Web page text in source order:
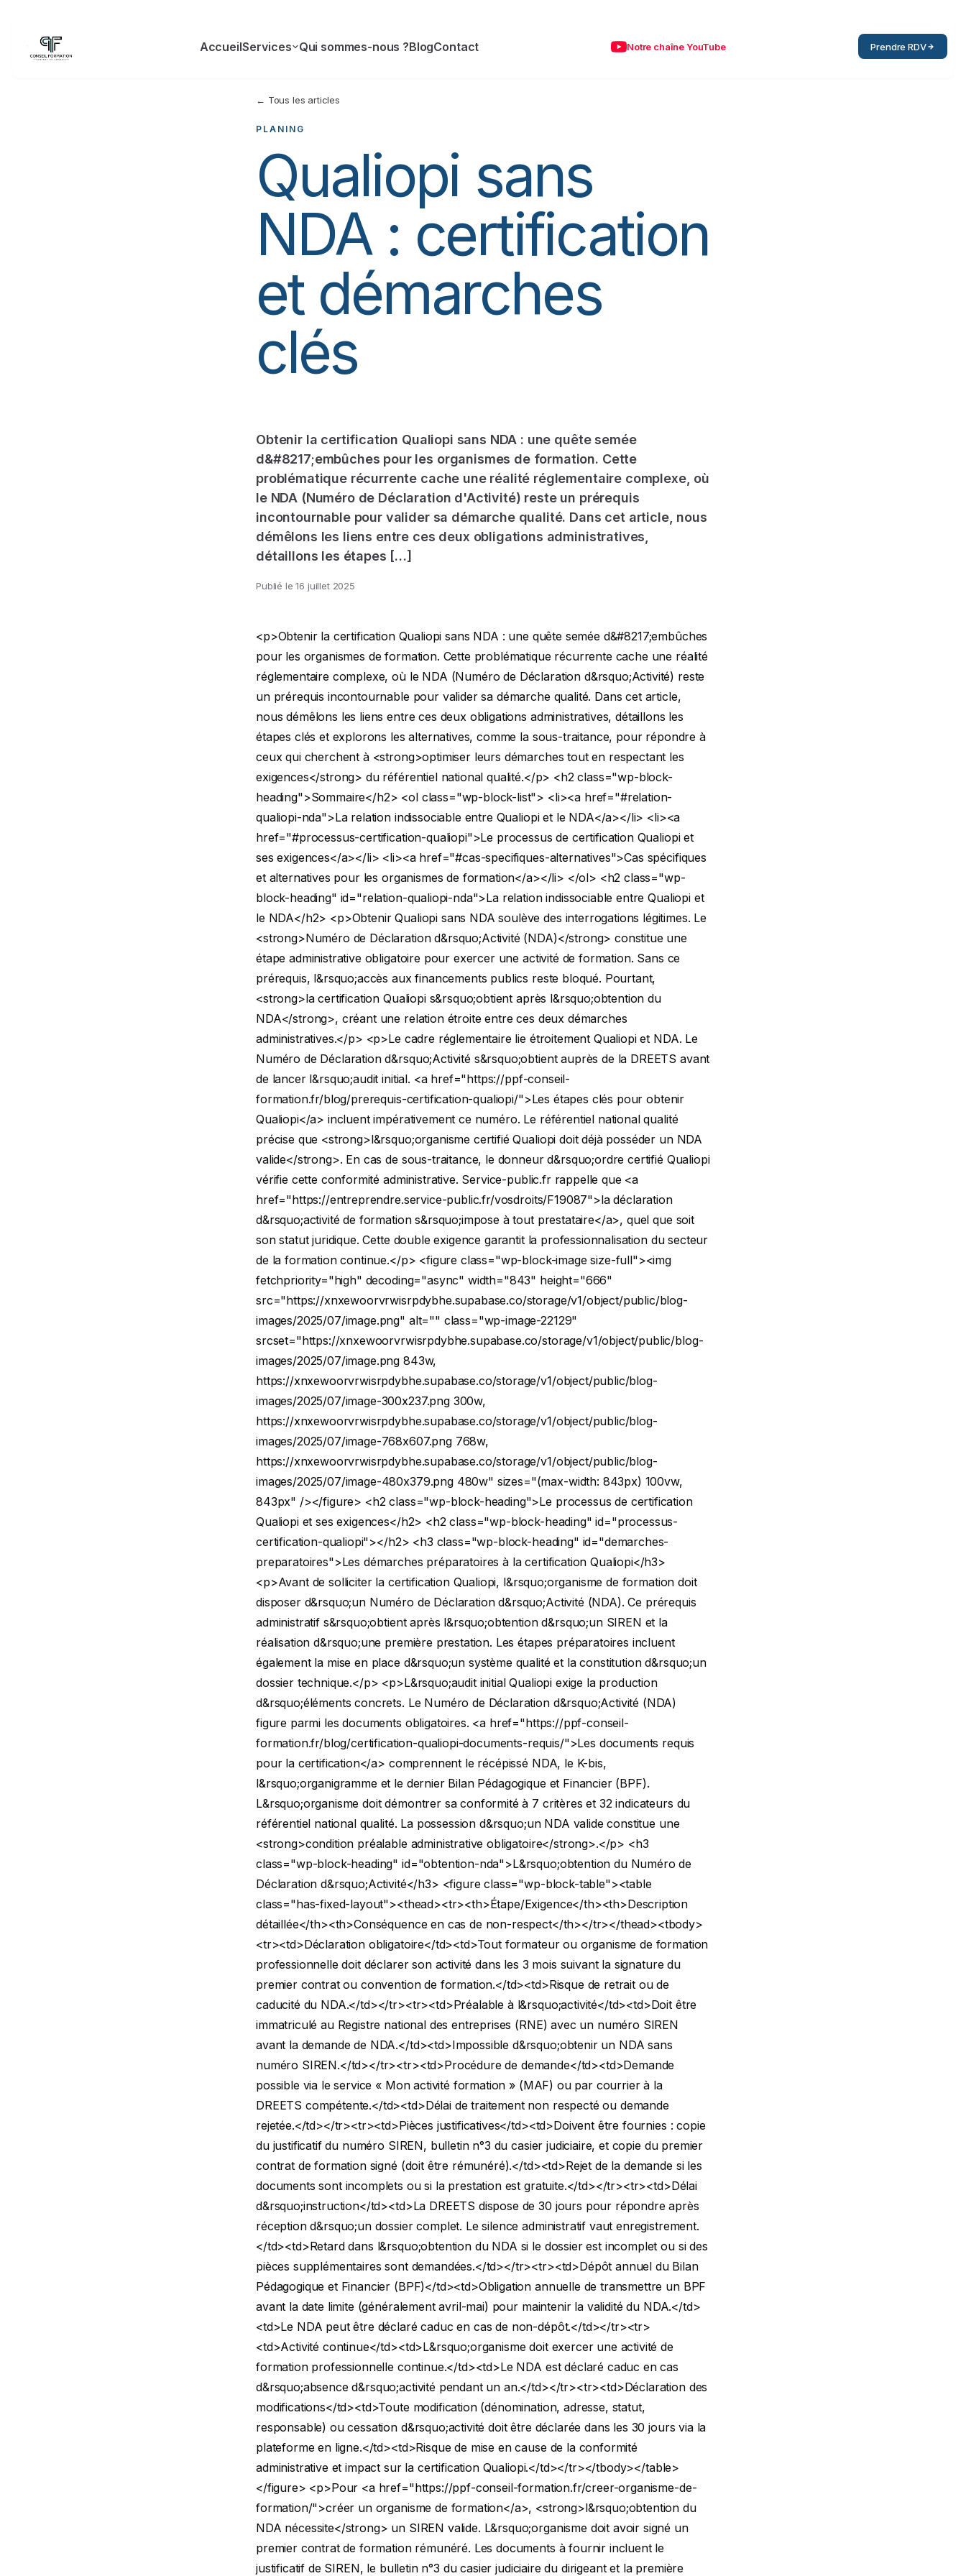
AccueilServices Qui sommes-nous ?BlogContact Notre chaîne YouTube Prendre RDV
← Tous les articles
PLANING
Qualiopi sans
NDA : certification
et démarches
clés
Obtenir la certification Qualiopi sans NDA : une quête semée
d&#8217;embûches pour les organismes de formation. Cette
problématique récurrente cache une réalité réglementaire complexe, où
le NDA (Numéro de Déclaration d'Activité) reste un prérequis
incontournable pour valider sa démarche qualité. Dans cet article, nous
démêlons les liens entre ces deux obligations administratives,
détaillons les étapes […]
Publié le16 juillet 2025
<p>Obtenir la certification Qualiopi sans NDA : une quête semée d&#8217;embûches
pour les organismes de formation. Cette problématique récurrente cache une réalité
réglementaire complexe, où le NDA (Numéro de Déclaration d&rsquo;Activité) reste
un prérequis incontournable pour valider sa démarche qualité. Dans cet article,
nous démêlons les liens entre ces deux obligations administratives, détaillons les
étapes clés et explorons les alternatives, comme la sous-traitance, pour répondre à
ceux qui cherchent à <strong>optimiser leurs démarches tout en respectant les
exigences</strong> du référentiel national qualité.</p> <h2 class="wp-block-
heading">Sommaire</h2> <ol class="wp-block-list"> <li><a href="#relation-
qualiopi-nda">La relation indissociable entre Qualiopi et le NDA</a></li> <li><a
href="#processus-certification-qualiopi">Le processus de certification Qualiopi et
ses exigences</a></li> <li><a href="#cas-specifiques-alternatives">Cas spécifiques
et alternatives pour les organismes de formation</a></li> </ol> <h2 class="wp-
block-heading" id="relation-qualiopi-nda">La relation indissociable entre Qualiopi et
le NDA</h2> <p>Obtenir Qualiopi sans NDA soulève des interrogations légitimes. Le
<strong>Numéro de Déclaration d&rsquo;Activité (NDA)</strong> constitue une
étape administrative obligatoire pour exercer une activité de formation. Sans ce
prérequis, l&rsquo;accès aux financements publics reste bloqué. Pourtant,
<strong>la certification Qualiopi s&rsquo;obtient après l&rsquo;obtention du
NDA</strong>, créant une relation étroite entre ces deux démarches
administratives.</p> <p>Le cadre réglementaire lie étroitement Qualiopi et NDA. Le
Numéro de Déclaration d&rsquo;Activité s&rsquo;obtient auprès de la DREETS avant
de lancer l&rsquo;audit initial. <a href="https://ppf-conseil-
formation.fr/blog/prerequis-certification-qualiopi/">Les étapes clés pour obtenir
Qualiopi</a> incluent impérativement ce numéro. Le référentiel national qualité
précise que <strong>l&rsquo;organisme certifié Qualiopi doit déjà posséder un NDA
valide</strong>. En cas de sous-traitance, le donneur d&rsquo;ordre certifié Qualiopi
vérifie cette conformité administrative. Service-public.fr rappelle que <a
href="https://entreprendre.service-public.fr/vosdroits/F19087">la déclaration
d&rsquo;activité de formation s&rsquo;impose à tout prestataire</a>, quel que soit
son statut juridique. Cette double exigence garantit la professionnalisation du secteur
de la formation continue.</p> <figure class="wp-block-image size-full"><img
fetchpriority="high" decoding="async" width="843" height="666"
src="https://xnxewoorvrwisrpdybhe.supabase.co/storage/v1/object/public/blog-
images/2025/07/image.png" alt="" class="wp-image-22129"
srcset="https://xnxewoorvrwisrpdybhe.supabase.co/storage/v1/object/public/blog-
images/2025/07/image.png 843w,
https://xnxewoorvrwisrpdybhe.supabase.co/storage/v1/object/public/blog-
images/2025/07/image-300x237.png 300w,
https://xnxewoorvrwisrpdybhe.supabase.co/storage/v1/object/public/blog-
images/2025/07/image-768x607.png 768w,
https://xnxewoorvrwisrpdybhe.supabase.co/storage/v1/object/public/blog-
images/2025/07/image-480x379.png 480w" sizes="(max-width: 843px) 100vw,
843px" /></figure> <h2 class="wp-block-heading">Le processus de certification
Qualiopi et ses exigences</h2> <h2 class="wp-block-heading" id="processus-
certification-qualiopi"></h2> <h3 class="wp-block-heading" id="demarches-
preparatoires">Les démarches préparatoires à la certification Qualiopi</h3>
<p>Avant de solliciter la certification Qualiopi, l&rsquo;organisme de formation doit
disposer d&rsquo;un Numéro de Déclaration d&rsquo;Activité (NDA). Ce prérequis
administratif s&rsquo;obtient après l&rsquo;obtention d&rsquo;un SIREN et la
réalisation d&rsquo;une première prestation. Les étapes préparatoires incluent
également la mise en place d&rsquo;un système qualité et la constitution d&rsquo;un
dossier technique.</p> <p>L&rsquo;audit initial Qualiopi exige la production
d&rsquo;éléments concrets. Le Numéro de Déclaration d&rsquo;Activité (NDA)
figure parmi les documents obligatoires. <a href="https://ppf-conseil-
formation.fr/blog/certification-qualiopi-documents-requis/">Les documents requis
pour la certification</a> comprennent le récépissé NDA, le K-bis,
l&rsquo;organigramme et le dernier Bilan Pédagogique et Financier (BPF).
L&rsquo;organisme doit démontrer sa conformité à 7 critères et 32 indicateurs du
référentiel national qualité. La possession d&rsquo;un NDA valide constitue une
<strong>condition préalable administrative obligatoire</strong>.</p> <h3
class="wp-block-heading" id="obtention-nda">L&rsquo;obtention du Numéro de
Déclaration d&rsquo;Activité</h3> <figure class="wp-block-table"><table
class="has-fixed-layout"><thead><tr><th>Étape/Exigence</th><th>Description
détaillée</th><th>Conséquence en cas de non-respect</th></tr></thead><tbody>
<tr><td>Déclaration obligatoire</td><td>Tout formateur ou organisme de formation
professionnelle doit déclarer son activité dans les 3 mois suivant la signature du
premier contrat ou convention de formation.</td><td>Risque de retrait ou de
caducité du NDA.</td></tr><tr><td>Préalable à l&rsquo;activité</td><td>Doit être
immatriculé au Registre national des entreprises (RNE) avec un numéro SIREN
avant la demande de NDA.</td><td>Impossible d&rsquo;obtenir un NDA sans
numéro SIREN.</td></tr><tr><td>Procédure de demande</td><td>Demande
possible via le service « Mon activité formation » (MAF) ou par courrier à la
DREETS compétente.</td><td>Délai de traitement non respecté ou demande
rejetée.</td></tr><tr><td>Pièces justificatives</td><td>Doivent être fournies : copie
du justificatif du numéro SIREN, bulletin n°3 du casier judiciaire, et copie du premier
contrat de formation signé (doit être rémunéré).</td><td>Rejet de la demande si les
documents sont incomplets ou si la prestation est gratuite.</td></tr><tr><td>Délai
d&rsquo;instruction</td><td>La DREETS dispose de 30 jours pour répondre après
réception d&rsquo;un dossier complet. Le silence administratif vaut enregistrement.
</td><td>Retard dans l&rsquo;obtention du NDA si le dossier est incomplet ou si des
pièces supplémentaires sont demandées.</td></tr><tr><td>Dépôt annuel du Bilan
Pédagogique et Financier (BPF)</td><td>Obligation annuelle de transmettre un BPF
avant la date limite (généralement avril-mai) pour maintenir la validité du NDA.</td>
<td>Le NDA peut être déclaré caduc en cas de non-dépôt.</td></tr><tr>
<td>Activité continue</td><td>L&rsquo;organisme doit exercer une activité de
formation professionnelle continue.</td><td>Le NDA est déclaré caduc en cas
d&rsquo;absence d&rsquo;activité pendant un an.</td></tr><tr><td>Déclaration des
modifications</td><td>Toute modification (dénomination, adresse, statut,
responsable) ou cessation d&rsquo;activité doit être déclarée dans les 30 jours via la
plateforme en ligne.</td><td>Risque de mise en cause de la conformité
administrative et impact sur la certification Qualiopi.</td></tr></tbody></table>
</figure> <p>Pour <a href="https://ppf-conseil-formation.fr/creer-organisme-de-
formation/">créer un organisme de formation</a>, <strong>l&rsquo;obtention du
NDA nécessite</strong> un SIREN valide. L&rsquo;organisme doit avoir signé un
premier contrat de formation rémunéré. Les documents à fournir incluent le
justificatif de SIREN, le bulletin n°3 du casier judiciaire du dirigeant et la première